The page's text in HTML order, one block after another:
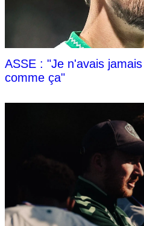
ASSE : "Je n'avais
comme ça"